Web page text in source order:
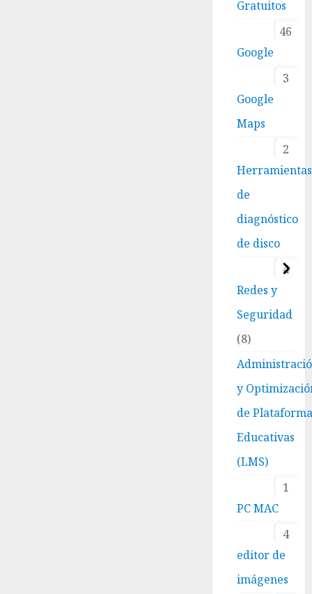
Gratuitos
46
Google
3
Google
Maps
2
Herramientas
de
diagnóstico
de disco
4
Redes y
Seguridad
8
y
de
Educativas
(LMS)
1
PC MAC
4
editor de
imágenes